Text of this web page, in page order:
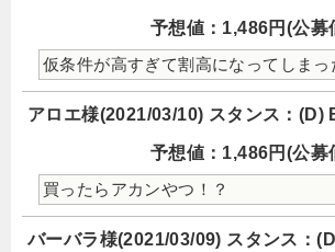
予想値：1,486円(公募
仮条件が高すぎて割高になってしまっ
アロエ様(2021/03/10) スタンス：(D)
予想値：1,486円(公募
買ったらアカンやつ！？
バーバラ様(2021/03/09) スタンス：